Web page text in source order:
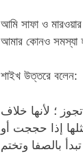
আমি সাফা ও
আমার কোনও সমস্যা
শাইখ উত্তরে বলেন:
؛ لأنها خلاف
إذا حججت أو
بالصفا وتختم